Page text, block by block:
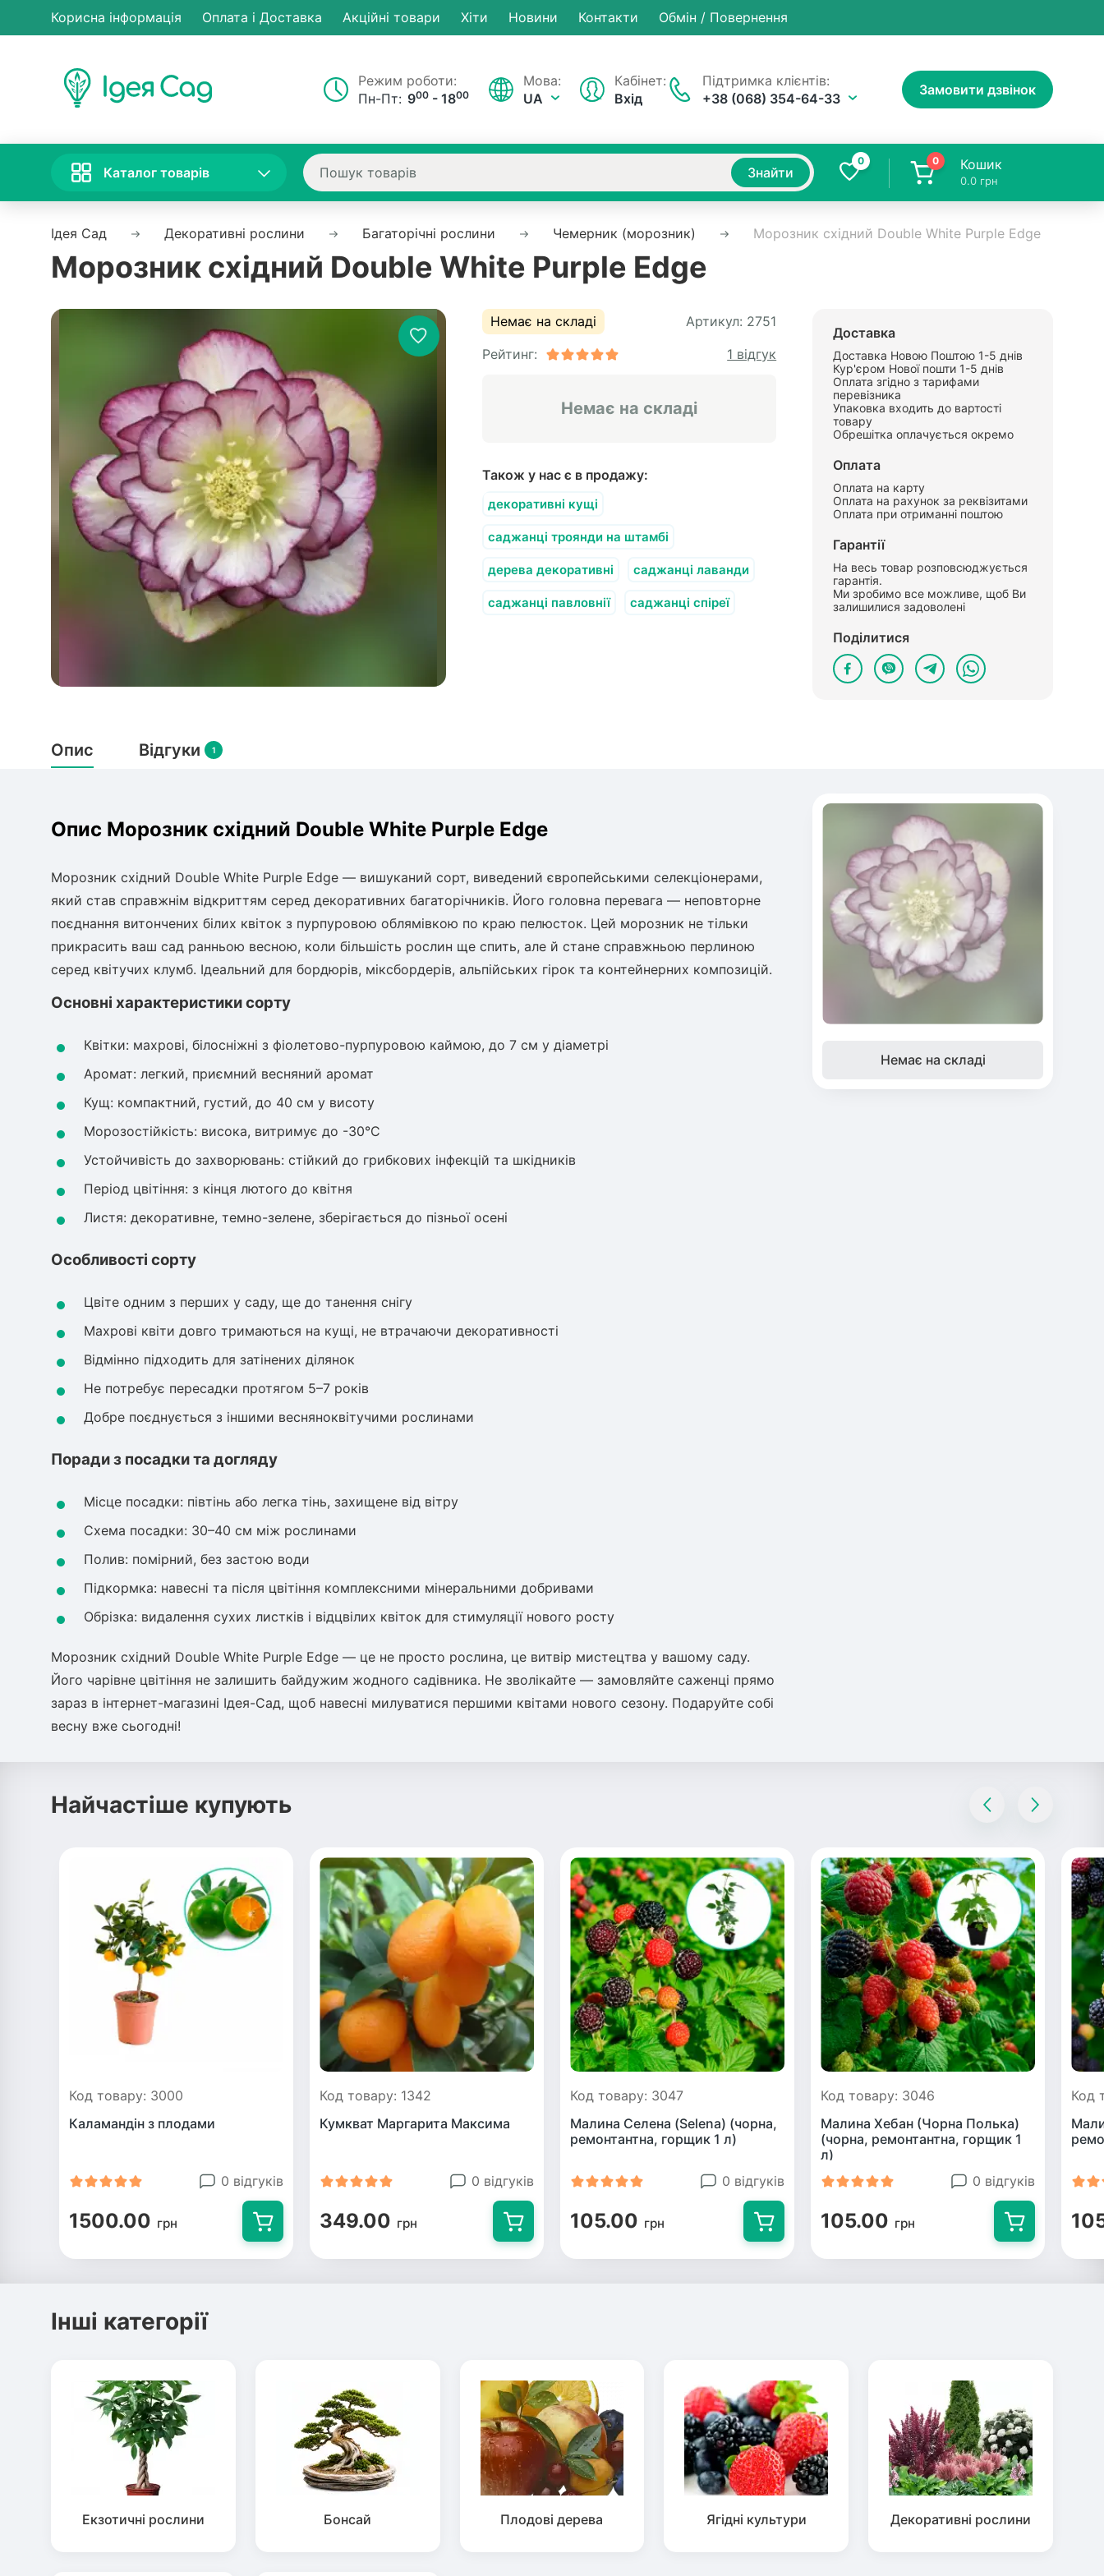
Корисна інформація Оплата і Доставка Акційні товари Хiти Новини Контакти Обмін / Повернення
Режим роботи:
Пн-Пт: 900 - 1800
Підтримка клієнтів:
+38 (068) 354-64-33
Мова:
UA
Кабінет:
Вхід
Замовити дзвінок
Каталог товарів Знайти
0 0 Кошик
0.0 грн
Ідея Сад Декоративні рослини Багаторічні рослини Чемерник (морозник) Морозник східний Double White Purple Edge
Морозник східний Double White Purple Edge
Немає на складі Артикул: 2751
Рейтинг:
1 відгук
Немає на складі
Також у нас є в продажу:
декоративні кущі
саджанці троянди на штамбі
дерева декоративні саджанці лаванди
саджанці павловнії саджанці спіреї
Доставка
Доставка Новою Поштою 1-5 днів
Кур'єром Нової пошти 1-5 днів
Оплата згідно з тарифами
перевізника
Упаковка входить до вартості
товару
Обрешітка оплачується окремо
Оплата
Оплата на карту
Оплата на рахунок за реквізитами
Оплата при отриманні поштою
Гарантії
На весь товар розповсюджується
гарантія.
Ми зробимо все можливе, щоб Ви
залишилися задоволені
Поділитися
Опис Відгуки 1
Опис Морозник східний Double White Purple Edge
Морозник східний Double White Purple Edge — вишуканий сорт, виведений європейськими селекціонерами,
який став справжнім відкриттям серед декоративних багаторічників. Його головна перевага — неповторне
поєднання витончених білих квіток з пурпуровою облямівкою по краю пелюсток. Цей морозник не тільки
прикрасить ваш сад ранньою весною, коли більшість рослин ще спить, але й стане справжньою перлиною
серед квітучих клумб. Ідеальний для бордюрів, міксбордерів, альпійських гірок та контейнерних композицій.
Основні характеристики сорту
Квітки: махрові, білосніжні з фіолетово-пурпуровою каймою, до 7 см у діаметрі
Аромат: легкий, приємний весняний аромат
Кущ: компактний, густий, до 40 см у висоту
Морозостійкість: висока, витримує до -30°C
Устойчивість до захворювань: стійкий до грибкових інфекцій та шкідників
Період цвітіння: з кінця лютого до квітня
Листя: декоративне, темно-зелене, зберігається до пізньої осені
Особливості сорту
Цвіте одним з перших у саду, ще до танення снігу
Махрові квіти довго тримаються на кущі, не втрачаючи декоративності
Відмінно підходить для затінених ділянок
Не потребує пересадки протягом 5–7 років
Добре поєднується з іншими весняноквітучими рослинами
Поради з посадки та догляду
Місце посадки: півтінь або легка тінь, захищене від вітру
Схема посадки: 30–40 см між рослинами
Полив: помірний, без застою води
Підкормка: навесні та після цвітіння комплексними мінеральними добривами
Обрізка: видалення сухих листків і відцвілих квіток для стимуляції нового росту
Морозник східний Double White Purple Edge — це не просто рослина, це витвір мистецтва у вашому саду.
Його чарівне цвітіння не залишить байдужим жодного садівника. Не зволікайте — замовляйте саженці прямо
зараз в інтернет-магазині Ідея-Сад, щоб навесні милуватися першими квітами нового сезону. Подаруйте собі
весну вже сьогодні!
Немає на складі
Найчастіше купують
Код товару: 3000
Каламандін з плодами
0 відгуків
1500.00 грн
Код товару: 1342
Кумкват Маргарита Максима
0 відгуків
349.00 грн
Код товару: 3047
Малина Селена (Selena) (чорна,
ремонтантна, горщик 1 л)
0 відгуків
105.00 грн
Код товару: 3046
Малина Хебан (Чорна Полька)
(чорна, ремонтантна, горщик 1
л)
0 відгуків
105.00 грн
Код
Інші категорії
Екзотичні рослини Бонсай Плодові дерева Ягідні культури Декоративні рослини